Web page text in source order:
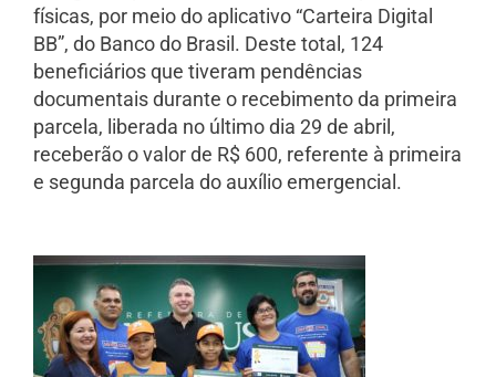
físicas, por meio do aplicativo “Carteira Digital
BB”, do Banco do Brasil. Deste total, 124
beneficiários que tiveram pendências
documentais durante o recebimento da primeira
parcela, liberada no último dia 29 de abril,
receberão o valor de R$ 600, referente à primeira
e segunda parcela do auxílio emergencial.